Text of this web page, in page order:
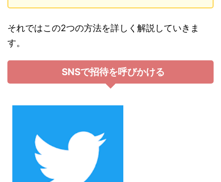
それではこの2つの方法を詳しく解説していきま
す。
SNSで招待を呼びかける